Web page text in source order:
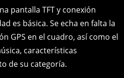
pantalla TFT y conexión
es básica. Se echa en falta la
GPS en el cuadro, así como el
características
de su categoría.